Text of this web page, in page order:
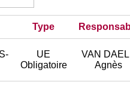
Type
UE
Obligatoire
VAN
Agnès